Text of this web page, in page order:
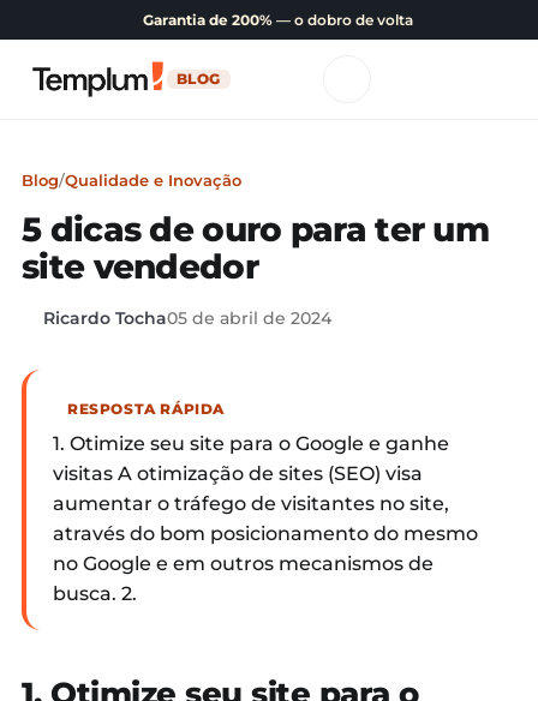
Garantia de 200% — o dobro de volta
BLOG
Blog/Qualidade e Inovação
5 dicas de ouro para ter um
site vendedor
Ricardo Tocha05 de abril de 2024
RESPOSTA RÁPIDA
1. Otimize seu site para o Google e ganhe
visitas A otimização de sites (SEO) visa
aumentar o tráfego de visitantes no site,
através do bom posicionamento do mesmo
no Google e em outros mecanismos de
busca. 2.
1. Otimize seu site para o